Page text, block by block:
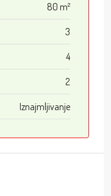
80 m²
3
4
2
Iznajmljivanje